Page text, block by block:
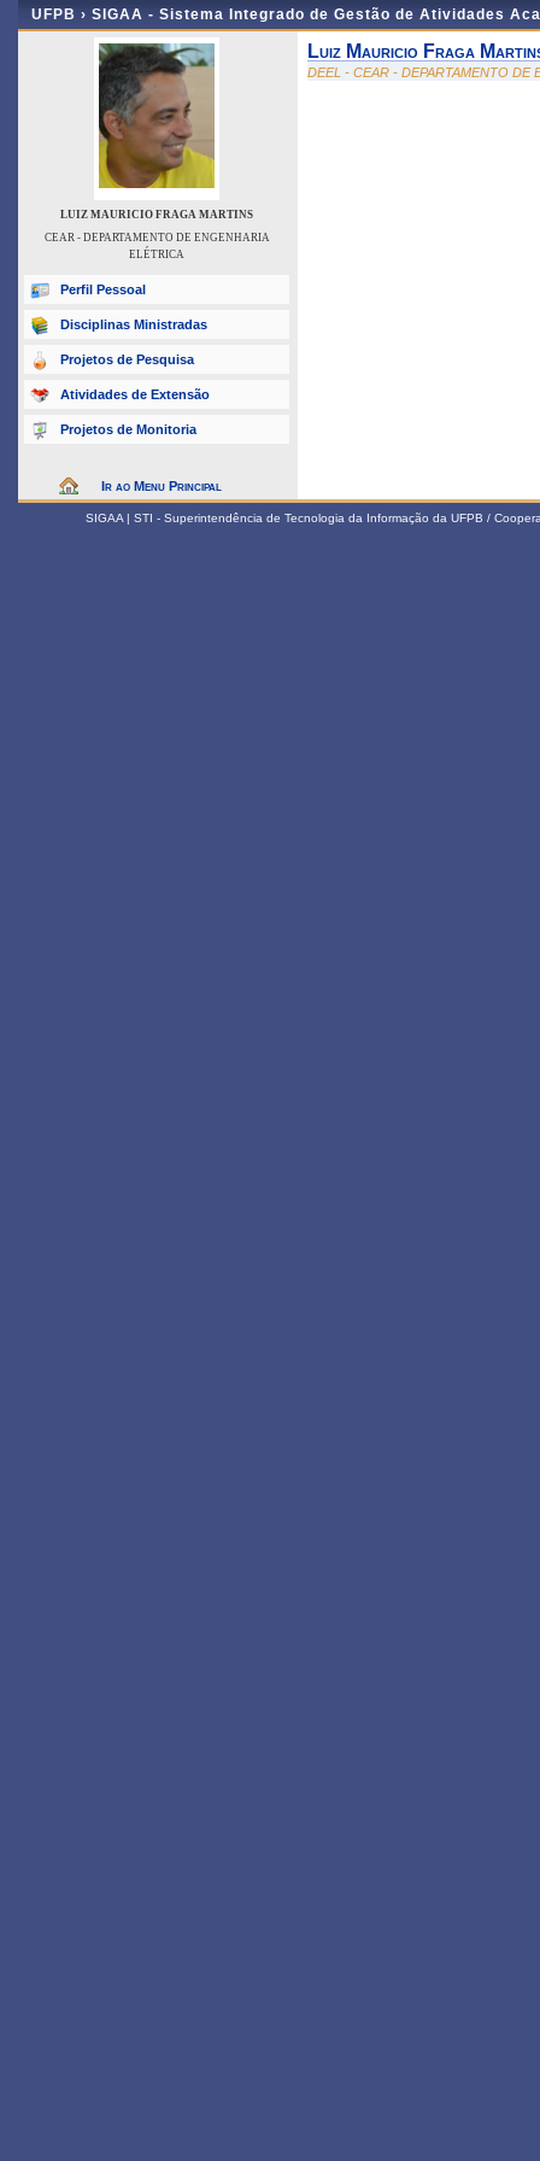
UFPB › SIGAA - Sistema Integrado de Gestão de Atividades
LUIZ MAURICIO FRAGA MARTINS
CEAR - DEPARTAMENTO DE ENGENHARIA
ELÉTRICA
Perfil Pessoal
Disciplinas Ministradas
Projetos de Pesquisa
Atividades de Extensão
Projetos de Monitoria
Ir ao Menu Principal
Luiz Mauricio Fraga
DEEL - CEAR - DEPARTAMENTO DE
SIGAA | STI - Superintendência de Tecnologia da Informação da UFPB /